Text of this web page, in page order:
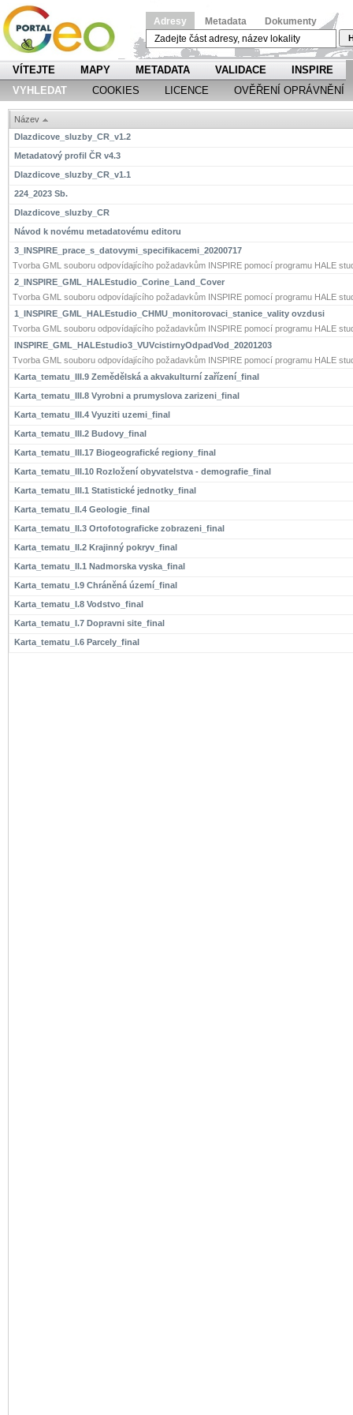
Adresy Metadata Dokumenty
VÍTEJTE MAPY METADATA VALIDACE
INSPIRE
VYHLEDAT
COOKIES LICENCE OVĚŘENÍ OPRÁVNĚNÍ
Název
Dlazdicove_sluzby_CR_v1.2
Metadatový profil ČR v4.3
Dlazdicove_sluzby_CR_v1.1
224_2023 Sb.
Dlazdicove_sluzby_CR
Návod k novému metadatovému editoru
3_INSPIRE_prace_s_datovymi_specifikacemi_20200717
Tvorba GML souboru odpovídajícího požadavkům INSPIRE pomocí programu HALE
2_INSPIRE_GML_HALEstudio_Corine_Land_Cover
Tvorba GML souboru odpovídajícího požadavkům INSPIRE pomocí programu HALE
1_INSPIRE_GML_HALEstudio_CHMU_monitorovaci_stanice_vality ovzdusi
Tvorba GML souboru odpovídajícího požadavkům INSPIRE pomocí programu HALE
INSPIRE_GML_HALEstudio3_VUVcistirnyOdpadVod_20201203
Tvorba GML souboru odpovídajícího požadavkům INSPIRE pomocí programu HALE
Karta_tematu_III.9 Zemědělská a akvakulturní zařízení_final
Karta_tematu_III.8 Vyrobni a prumyslova zarizeni_final
Karta_tematu_III.4 Vyuziti uzemi_final
Karta_tematu_III.2 Budovy_final
Karta_tematu_III.17 Biogeografické regiony_final
Karta_tematu_III.10 Rozložení obyvatelstva - demografie_final
Karta_tematu_III.1 Statistické jednotky_final
Karta_tematu_II.4 Geologie_final
Karta_tematu_II.3 Ortofotograficke zobrazeni_final
Karta_tematu_II.2 Krajinný pokryv_final
Karta_tematu_II.1 Nadmorska vyska_final
Karta_tematu_I.9 Chráněná území_final
Karta_tematu_I.8 Vodstvo_final
Karta_tematu_I.7 Dopravni site_final
Karta_tematu_I.6 Parcely_final